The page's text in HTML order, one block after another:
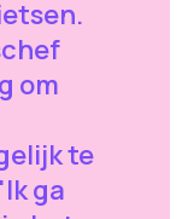
om
te
ga